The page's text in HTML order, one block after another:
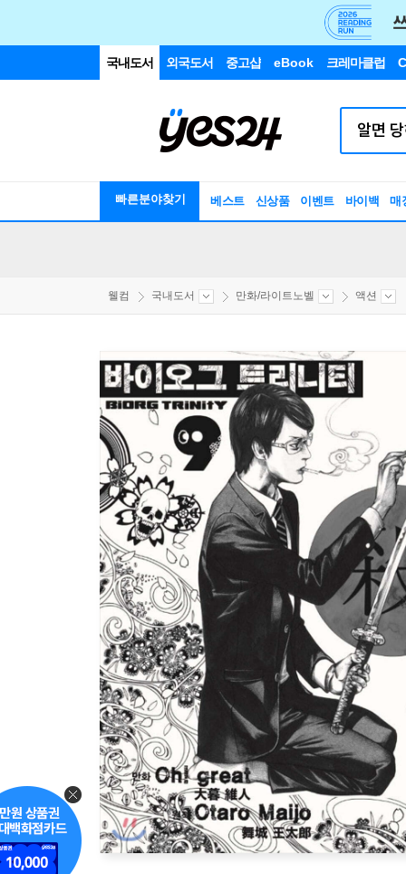
국내도서 외국도서 중고샵 eBook 크레마클럽
빠른분야찾기 베스트 신상품 이벤트 바이백 매
웰컴 국내도서 만화/라이트노벨 액션